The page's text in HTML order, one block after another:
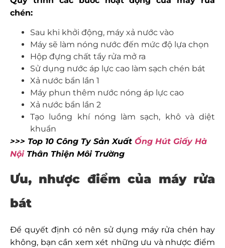
chén:
Sau khi khởi động, máy xả nước vào
Máy sẽ làm nóng nước đến mức độ lựa chọn
Hộp đựng chất tẩy rửa mở ra
Sử dụng nước áp lực cao làm sạch chén bát
Xả nước bẩn lần 1
Máy phun thêm nước nóng áp lực cao
Xả nước bẩn lần 2
Tạo luồng khí nóng làm sạch, khô và diệt
khuẩn
>>> Top 10 Công Ty Sản Xuất Ống Hút Giấy Hà
NộiThân Thiện Môi Trường
Ưu, nhược điểm của máy rửa
bát
Để quyết định có nên sử dụng máy rửa chén hay
không, bạn cần xem xét những ưu và nhược điểm